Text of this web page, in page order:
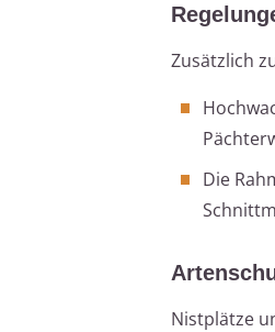
Zusätzlich
Die
Nistplätze